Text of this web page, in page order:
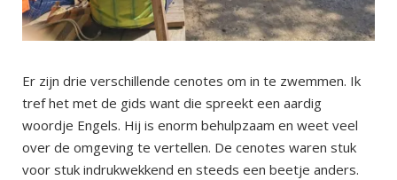
Er zijn drie verschillende cenotes om in te zwemmen. Ik
tref het met de gids want die spreekt een aardig
woordje Engels. Hij is enorm behulpzaam en weet veel
over de omgeving te vertellen. De cenotes waren stuk
voor stuk indrukwekkend en steeds een beetje anders.